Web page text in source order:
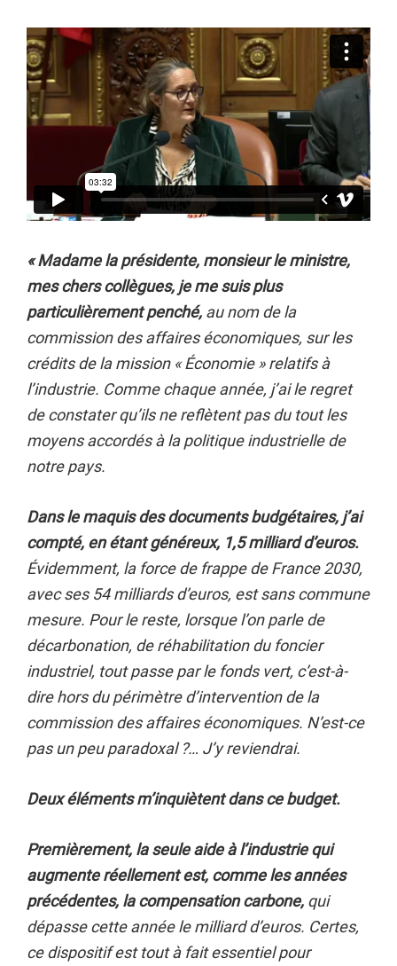
« Madame la présidente, monsieur le ministre,
mes chers collègues, je me suis plus
particulièrement penché, au nom de la
commission des affaires économiques, sur les
crédits de la mission « Économie » relatifs à
l’industrie. Comme chaque année, j’ai le regret
de constater qu’ils ne reflètent pas du tout les
moyens accordés à la politique industrielle de
notre pays.
Dans le maquis des documents budgétaires, j’ai
compté, en étant généreux, 1,5 milliard d’euros.
Évidemment, la force de frappe de France 2030,
avec ses 54 milliards d’euros, est sans commune
mesure. Pour le reste, lorsque l’on parle de
décarbonation, de réhabilitation du foncier
industriel, tout passe par le fonds vert, c’est-à-
dire hors du périmètre d’intervention de la
commission des affaires économiques. N’est-ce
pas un peu paradoxal ?… J’y reviendrai.
Deux éléments m’inquiètent dans ce budget.
Premièrement, la seule aide à l’industrie qui
augmente réellement est, comme les années
précédentes, la compensation carbone, qui
dépasse cette année le milliard d’euros. Certes,
ce dispositif est tout à fait essentiel pour